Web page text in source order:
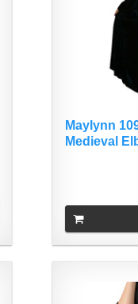
Maylynn
Medieval